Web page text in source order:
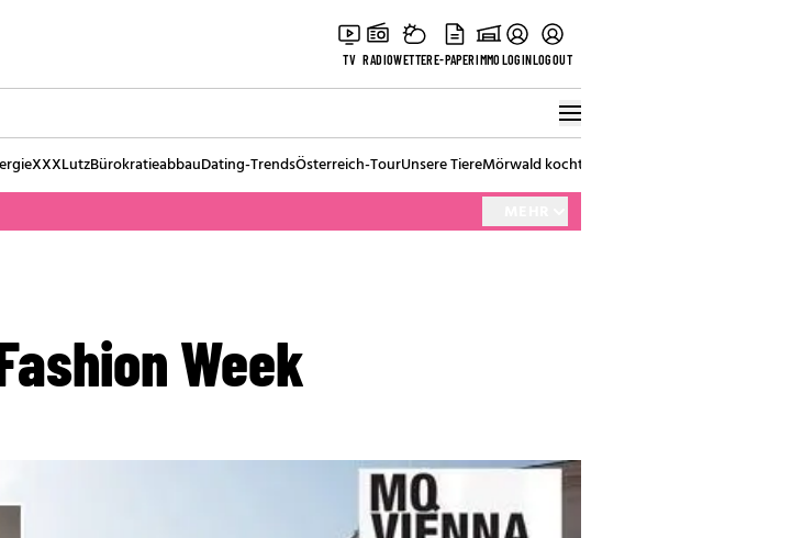
TV RADIOWETTERE-PAPERIMMOLOGINLOGOUT
XXXLutzBürokratieabbauDating-TrendsÖsterreich-TourUnsere TiereMörwald kocht
Week